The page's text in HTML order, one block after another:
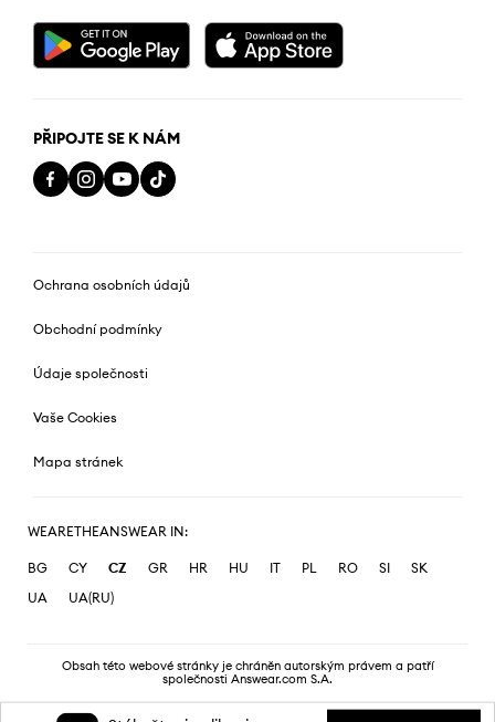
PŘIPOJTE SE K NÁM
Ochrana osobních údajů
Obchodní podmínky
Údaje společnosti
Vaše Cookies
Mapa stránek
WEARETHEANSWEAR IN:
BG CY CZ GR HR HU IT PL RO SI
SK
UA
UA(RU)
Obsah této webové stránky je chráněn autorským právem a patří
společnosti Answear.com S.A.